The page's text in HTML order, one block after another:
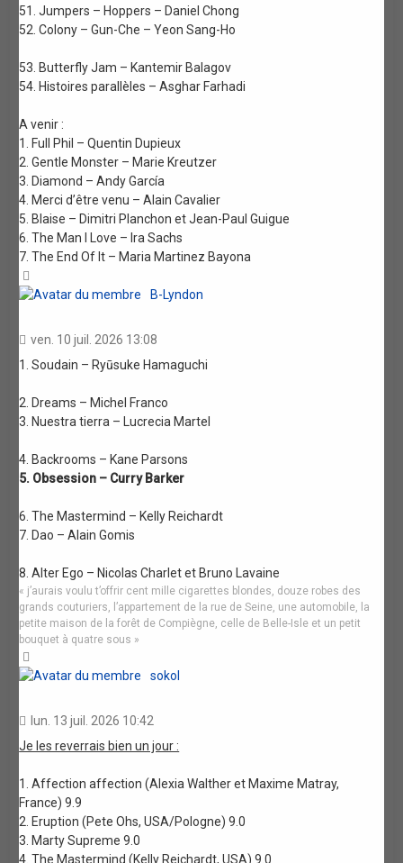
51. Jumpers – Hoppers – Daniel Chong
52. Colony – Gun-Che – Yeon Sang-Ho
53. Butterfly Jam – Kantemir Balagov
54. Histoires parallèles – Asghar Farhadi
A venir :
1. Full Phil – Quentin Dupieux
2. Gentle Monster – Marie Kreutzer
3. Diamond – Andy García
4. Merci d’être venu – Alain Cavalier
5. Blaise – Dimitri Planchon et Jean-Paul Guigue
6. The Man I Love – Ira Sachs
7. The End Of It – Maria Martinez Bayona
B-Lyndon
ven. 10 juil. 2026 13:08
1. Soudain – Ryūsuke Hamaguchi
2. Dreams – Michel Franco
3. Nuestra tierra – Lucrecia Martel
4. Backrooms – Kane Parsons
5. Obsession – Curry Barker
6. The Mastermind – Kelly Reichardt
7. Dao – Alain Gomis
8. Alter Ego – Nicolas Charlet et Bruno Lavaine
« j’aurais voulu t’offrir cent mille cigarettes blondes, douze robes des
grands couturiers, l’appartement de la rue de Seine, une automobile, la
petite maison de la forêt de Compiègne, celle de Belle-Isle et un petit
bouquet à quatre sous »
sokol
lun. 13 juil. 2026 10:42
Je les reverrais bien un jour :
1. Affection affection (Alexia Walther et Maxime Matray,
France) 9.9
2. Eruption (Pete Ohs, USA/Pologne) 9.0
3. Marty Supreme 9.0
4. The Mastermind (Kelly Reichardt, USA) 9.0